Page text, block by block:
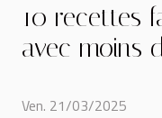
10 recettes
avec moins
Ven. 21/03/2025